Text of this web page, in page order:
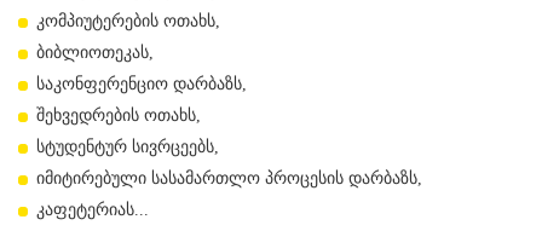
კომპიუტერების ოთახს,
ბიბლიოთეკას,
საკონფერენციო დარბაზს,
შეხვედრების ოთახს,
სტუდენტურ სივრცეებს,
იმიტირებული სასამართლო პროცესის დარბაზს,
კაფეტერიას...